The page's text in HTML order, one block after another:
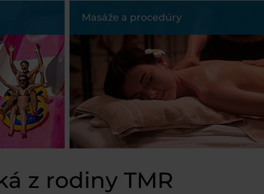
Masáže a procedúry
z rodiny TMR